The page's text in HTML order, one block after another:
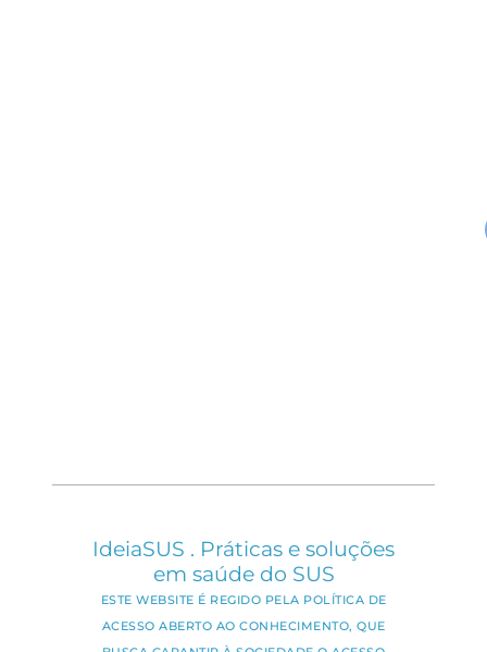
IdeiaSUS . Práticas e soluções
em saúde do SUS
ESTE WEBSITE É REGIDO PELA POLÍTICA DE
ACESSO ABERTO AO CONHECIMENTO, QUE